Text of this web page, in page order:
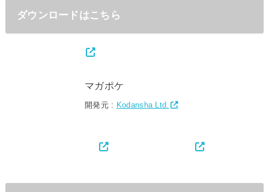
ダウンロードはこちら
マガポケ
開発元 : Kodansha Ltd.